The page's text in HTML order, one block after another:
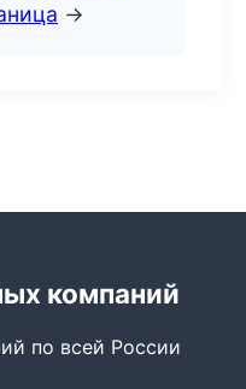
→
компаний
по всей России